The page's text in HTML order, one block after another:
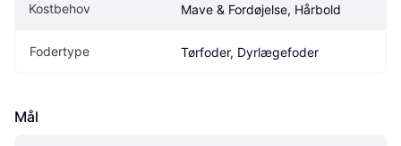
Kostbehov Mave & Fordøjelse, Hårbold
Fodertype Tørfoder, Dyrlægefoder
Mål